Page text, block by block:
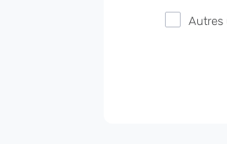
Autres